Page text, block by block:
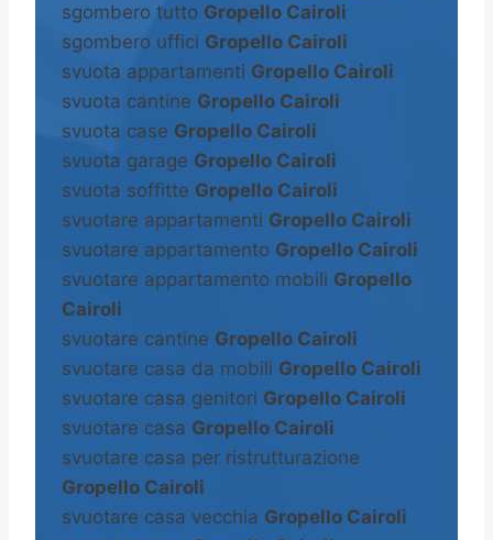
sgombero tutto Gropello Cairoli
sgombero uffici Gropello Cairoli
svuota appartamenti Gropello Cairoli
svuota cantine Gropello Cairoli
svuota case Gropello Cairoli
svuota garage Gropello Cairoli
svuota soffitte Gropello Cairoli
svuotare appartamenti Gropello Cairoli
svuotare appartamento Gropello Cairoli
svuotare appartamento mobili Gropello
Cairoli
svuotare cantine Gropello Cairoli
svuotare casa da mobili Gropello Cairoli
svuotare casa genitori Gropello Cairoli
svuotare casa Gropello Cairoli
svuotare casa per ristrutturazione
Gropello Cairoli
svuotare casa vecchia Gropello Cairoli